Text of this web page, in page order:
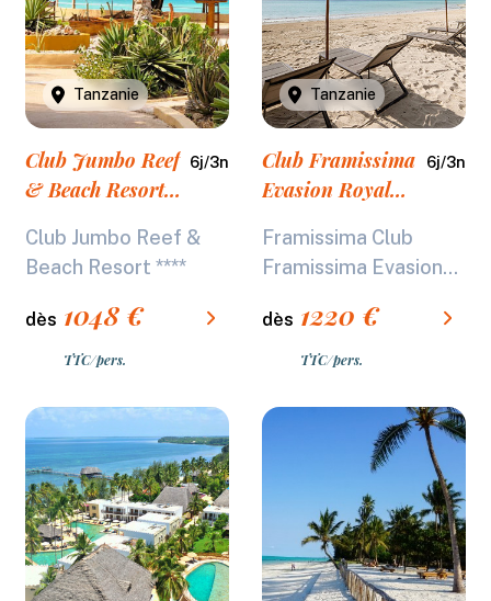
Tanzanie
Club Jumbo Reef
& Beach Resort
6j/3n
Club Jumbo Reef &
Beach Resort ****
dès 1048 €
TTC/pers.
Tanzanie
Club Framissima
Evasion Royal
& Resort *****
6j/3n
Framissima Club
Framissima Evasion...
dès 1220 €
TTC/pers.